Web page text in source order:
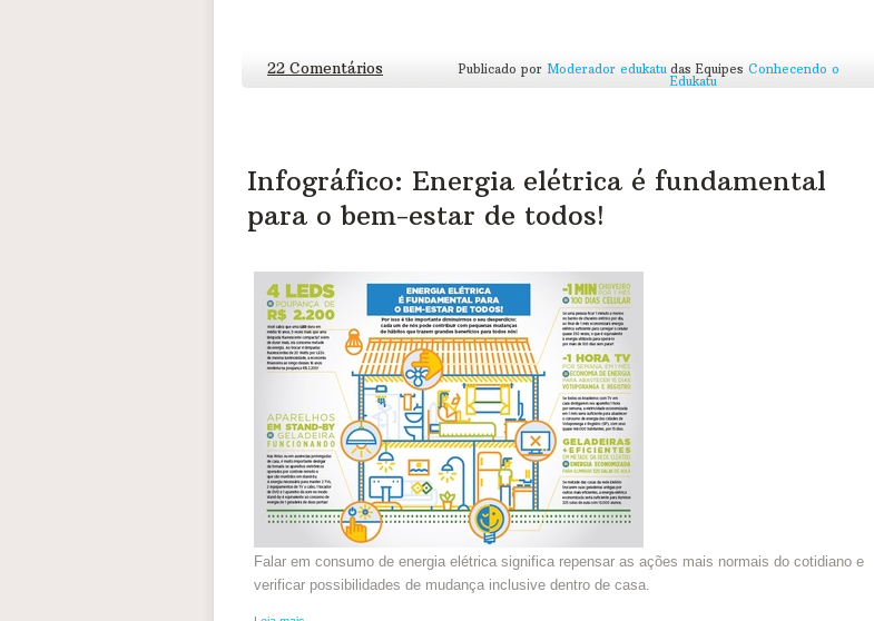
22 Comentários Publicado por Moderador edukatu das Equipes Conhecendo o
Edukatu
Infográfico: Energia elétrica é fundamental
para o bem-estar de todos!
Falar em consumo de energia elétrica significa repensar as ações mais normais do cotidiano e
verificar possibilidades de mudança inclusive dentro de casa.